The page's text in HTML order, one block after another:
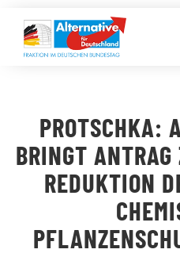
Inhalt
springen
LANDESGRUPPEN
VERANSTALTUNGEN
PRESSE
PROTSCHKA:
BRINGT
REDUKTION